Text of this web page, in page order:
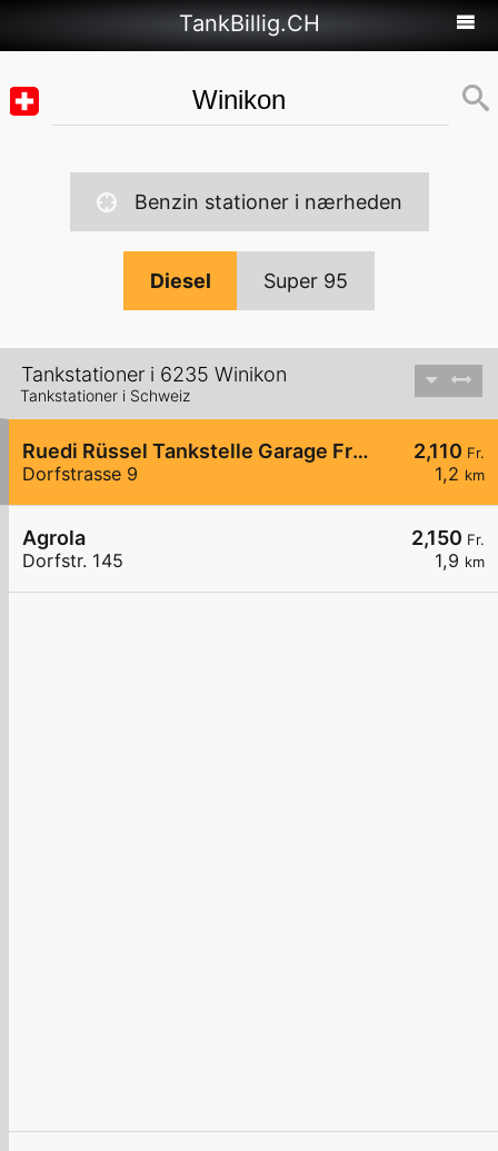
TankBillig.CH
Benzin stationer i nærheden
Diesel Super 95
Tankstationer i 6235 Winikon
Tankstationer i Schweiz
2,110 Fr.
1,2 km
Ruedi Rüssel Tankstelle Garage Frei AG
Dorfstrasse 9
2,150 Fr.
1,9 km
Agrola
Dorfstr. 145